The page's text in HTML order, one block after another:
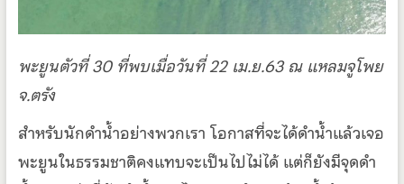
พะยูนตัวที่ 30 ที่พบเมื่อวันที่ 22 เม.ย.63 ณ แหลมจูโพย
จ.ตรัง
สำหรับนักดำน้ำอย่างพวกเรา โอกาสที่จะได้ดำน้ำแล้วเจอ
พะยูนในธรรมชาติคงแทบจะเป็นไปไม่ได้ แต่ก็ยังมีจุดดำ